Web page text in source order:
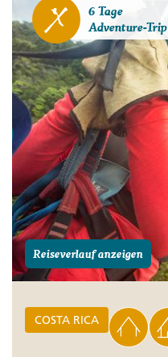
6 Tage
Adventure-Trip
Reiseverlauf anzeigen
COSTA RICA